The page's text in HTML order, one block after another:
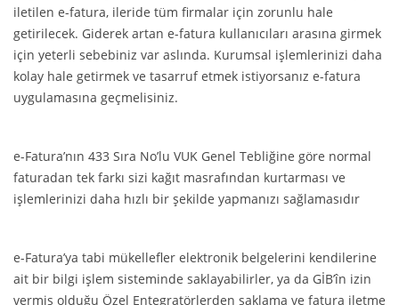
iletilen e-fatura, ileride tüm firmalar için zorunlu hale
getirilecek. Giderek artan e-fatura kullanıcıları arasına girmek
için yeterli sebebiniz var aslında. Kurumsal işlemlerinizi daha
kolay hale getirmek ve tasarruf etmek istiyorsanız e-fatura
uygulamasına geçmelisiniz.
e-Fatura’nın 433 Sıra No’lu VUK Genel Tebliğine göre normal
faturadan tek farkı sizi kağıt masrafından kurtarması ve
işlemlerinizi daha hızlı bir şekilde yapmanızı sağlamasıdır
e-Fatura’ya tabi mükelleﬂer elektronik belgelerini kendilerine
ait bir bilgi işlem sisteminde saklayabilirler, ya da GİB’în izin
vermiş olduğu Özel Entegratörlerden saklama ve fatura iletme